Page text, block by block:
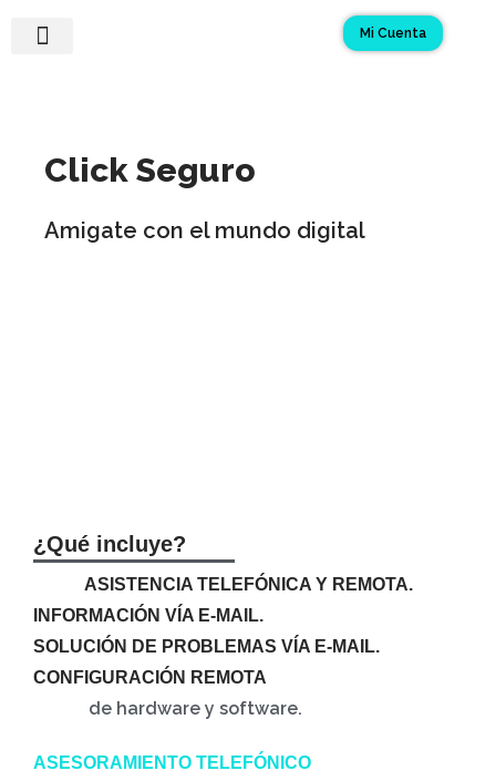
Mi Cuenta
Click Seguro
Amigate con el mundo digital
¿Qué incluye?
ASISTENCIA TELEFÓNICA Y REMOTA.
INFORMACIÓN VÍA E-MAIL.
SOLUCIÓN DE PROBLEMAS VÍA E-MAIL.
CONFIGURACIÓN REMOTA
de hardware y software.
ASESORAMIENTO TELEFÓNICO